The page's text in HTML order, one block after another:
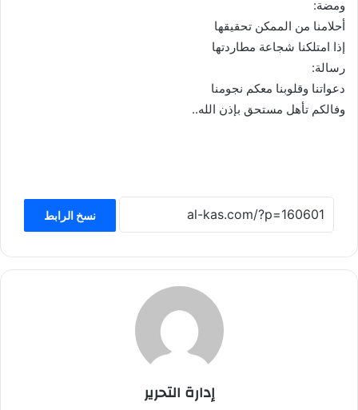
ومضة:
أحلامنا من الممكن تحقيقها
إذا امتلكنا شجاعة مطاردتها
رسالة:
دعواتنا وقلوبنا معكم نجومنا
وفالكم تأهل مستحق بإذن الله..
نسخ الرابط
إدارة التحرير